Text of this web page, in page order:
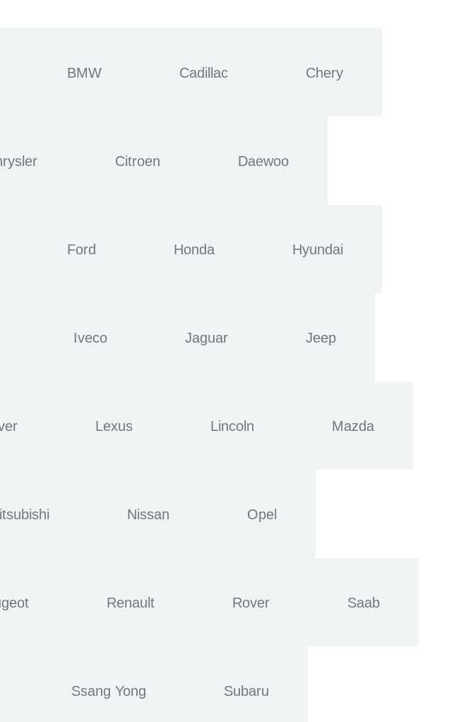
BMW Cadillac Chery
Citroen Daewoo
Ford Honda Hyundai
Iveco Jaguar Jeep
Lexus Lincoln Mazda
Nissan Opel
Renault Rover Saab
Ssang Yong Subaru